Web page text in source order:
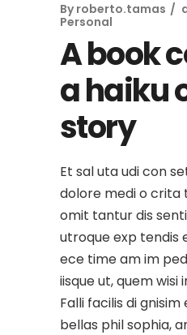
By roberto.tamas
Personal
A book
a haiku
story
Et sal uta udi con
dolore medi o crita
omit tantur dis
utroque exp tendis
ece time am im
iisque ut, quem wisi
Falli facilis di
bellas phil sophia,